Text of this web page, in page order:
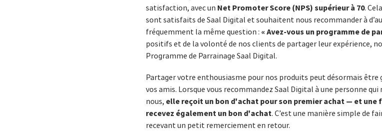
satisfaction, avec un Net Promoter Score (NPS) supérieur à 70.
sont satisfaits de Saal Digital et souhaitent nous recommander à
fréquemment la même question : « Avez-vous un programme de
positifs et de la volonté de nos clients de partager leur expérience,
Programme de Parrainage Saal Digital.
Partager votre enthousiasme pour nos produits peut désormais être
vos amis. Lorsque vous recommandez Saal Digital à une personne qui
nous, elle reçoit un bon d'achat pour son premier achat — et une
recevez également un bon d'achat. C’est une manière simple de
recevant un petit remerciement en retour.